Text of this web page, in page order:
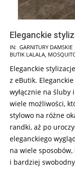
Eleganckie
2026-
03-
31
IN: GARNITURY DAMSKIE
BUTIK LALALA,
Eleganckie
z eButik.
wyłącznie na śluby
wiele możliwości,
stylowo na różne
randki, aż po
eleganckiego
na wiele
i bardziej